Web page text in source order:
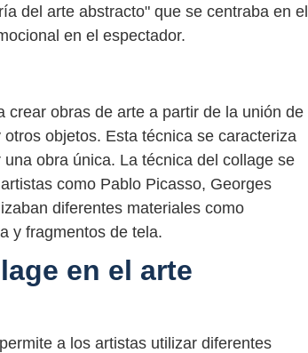
del arte abstracto" que se centraba en el
en el espectador.
obras de arte a partir de la unión de
objetos. Esta técnica se caracteriza
obra única. La técnica del collage se
como Pablo Picasso, Georges
diferentes materiales como
y fragmentos de tela.
en el arte
a los artistas utilizar diferentes